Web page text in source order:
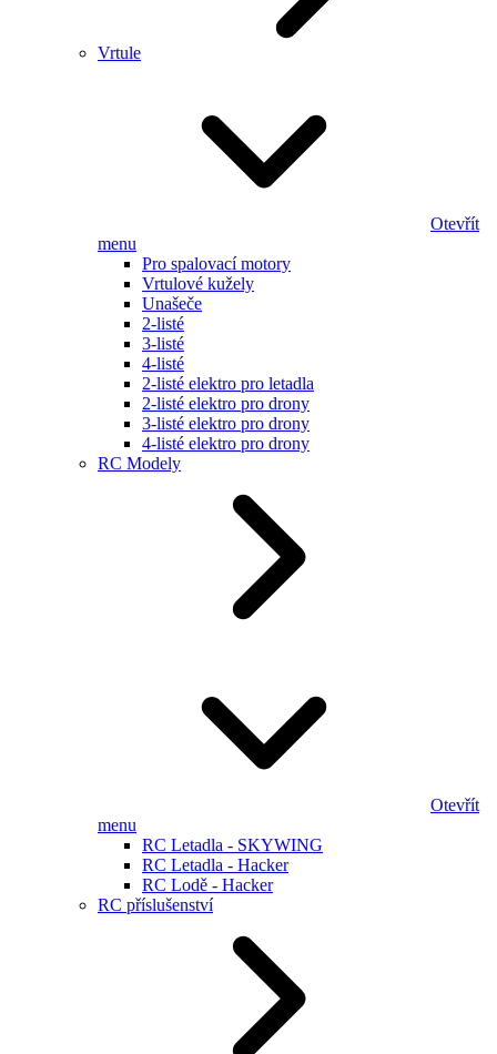
Vrtule
Otevřít
menu
Pro spalovací motory
Vrtulové kužely
Unašeče
2-listé
3-listé
4-listé
2-listé elektro pro letadla
2-listé elektro pro drony
3-listé elektro pro drony
4-listé elektro pro drony
RC Modely
Otevřít
menu
RC Letadla - SKYWING
RC Letadla - Hacker
RC Lodě - Hacker
RC příslušenství